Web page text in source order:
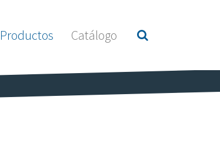
Productos Catálogo